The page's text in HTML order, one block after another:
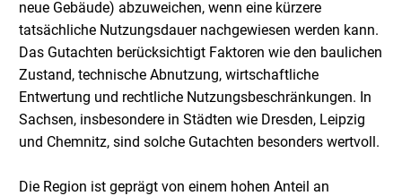
neue Gebäude) abzuweichen, wenn eine kürzere
tatsächliche Nutzungsdauer nachgewiesen werden kann.
Das Gutachten berücksichtigt Faktoren wie den baulichen
Zustand, technische Abnutzung, wirtschaftliche
Entwertung und rechtliche Nutzungsbeschränkungen. In
Sachsen, insbesondere in Städten wie Dresden, Leipzig
und Chemnitz, sind solche Gutachten besonders wertvoll.
Die Region ist geprägt von einem hohen Anteil an